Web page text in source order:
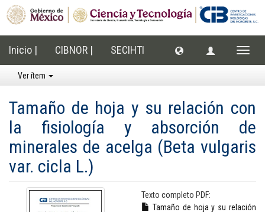
Inicio | CIBNOR | SECIHTI
Ver ítem
Tamaño de hoja y su relación con
la fisiología y absorción de
minerales de acelga (Beta vulgaris
var. cicla L.)
Texto completo PDF:
Tamaño de hoja y su relación